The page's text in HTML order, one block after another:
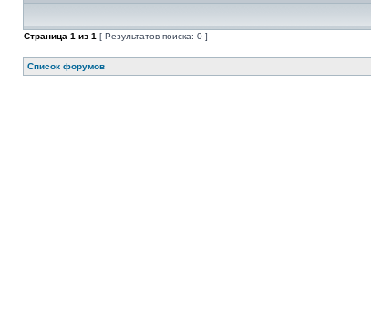
Страница 1 из 1 [ Результатов поиска: 0 ]
Список форумов